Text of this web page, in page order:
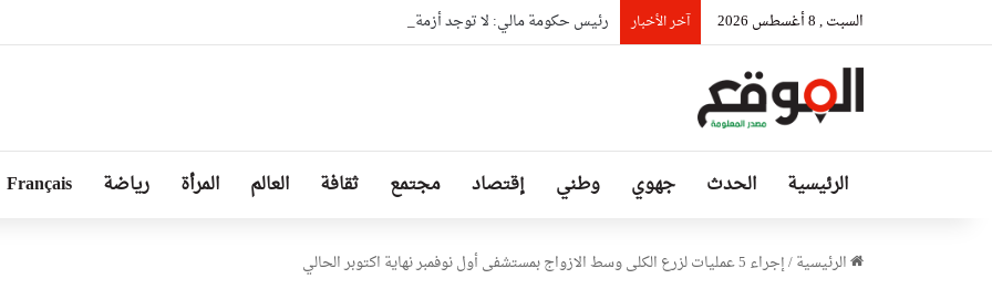
السبت , 8 أغسطس 2026 آخر الأخبار رئيس حكومة مالي: لا توجد أزمة مع الجزائر وهناك تقارب تام في وجهات النظر مع الرئيس تبون
الرئيسية الحدث جهوي وطني إقتصاد مجتمع ثقافة العالم المرأة رياضة Français
الرئيسية/إجراء 5 عمليات لزرع الكلى وسط الازواج بمستشفى أول نوفمبر نهاية اكتوبر الحالي